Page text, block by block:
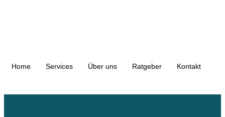
Home Services Über uns Ratgeber Kontakt